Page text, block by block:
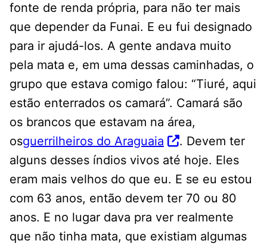
fonte de renda própria, para não ter mais
que depender da Funai. E eu fui designado
para ir ajudá-los. A gente andava muito
pela mata e, em uma dessas caminhadas, o
grupo que estava comigo falou: “Tiuré, aqui
estão enterrados os camará”. Camará são
os brancos que estavam na área,
osguerrilheiros do Araguaia
. Devem ter
alguns desses índios vivos até hoje. Eles
eram mais velhos do que eu. E se eu estou
com 63 anos, então devem ter 70 ou 80
anos. E no lugar dava pra ver realmente
que não tinha mata, que existiam algumas